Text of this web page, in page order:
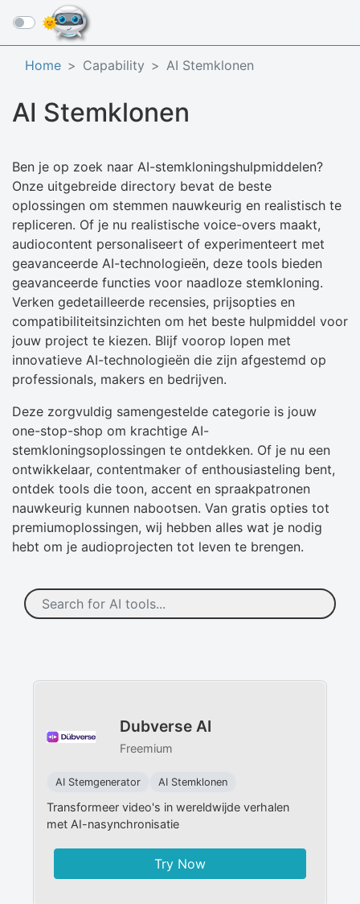
☰
Home Capability AI Stemklonen
AI Stemklonen
Ben je op zoek naar AI-stemkloningshulpmiddelen?
Onze uitgebreide directory bevat de beste
oplossingen om stemmen nauwkeurig en realistisch te
repliceren. Of je nu realistische voice-overs maakt,
audiocontent personaliseert of experimenteert met
geavanceerde AI-technologieën, deze tools bieden
geavanceerde functies voor naadloze stemkloning.
Verken gedetailleerde recensies, prijsopties en
compatibiliteitsinzichten om het beste hulpmiddel voor
jouw project te kiezen. Blijf voorop lopen met
innovatieve AI-technologieën die zijn afgestemd op
professionals, makers en bedrijven.
Deze zorgvuldig samengestelde categorie is jouw
one-stop-shop om krachtige AI-
stemkloningsoplossingen te ontdekken. Of je nu een
ontwikkelaar, contentmaker of enthousiasteling bent,
ontdek tools die toon, accent en spraakpatronen
nauwkeurig kunnen nabootsen. Van gratis opties tot
premiumoplossingen, wij hebben alles wat je nodig
hebt om je audioprojecten tot leven te brengen.
Dubverse AI
Freemium
AI Stemgenerator AI Stemklonen
Transformeer video's in wereldwijde verhalen
met AI-nasynchronisatie
Try Now